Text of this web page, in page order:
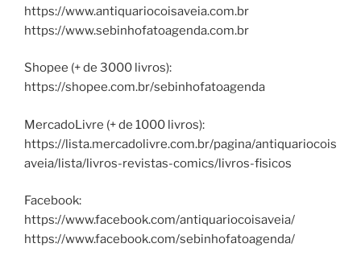
https://www.antiquariocoisaveia.com.br
https://www.sebinhofatoagenda.com.br
Shopee (+ de 3000 livros):
https://shopee.com.br/sebinhofatoagenda
MercadoLivre (+ de 1000 livros):
https://lista.mercadolivre.com.br/pagina/antiquariocois
aveia/lista/livros-revistas-comics/livros-fisicos
Facebook:
https://www.facebook.com/antiquariocoisaveia/
https://www.facebook.com/sebinhofatoagenda/